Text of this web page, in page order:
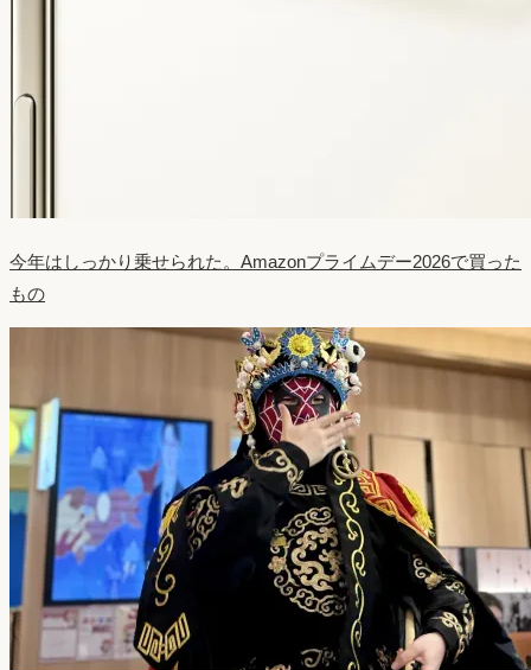
今年はしっかり乗せられた。Amazonプライムデー2026で買った
もの